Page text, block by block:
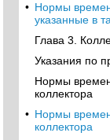
• Нормы
указанные в
Глава 3.
Указания по
Нормы
коллектора
• Нормы
коллектора